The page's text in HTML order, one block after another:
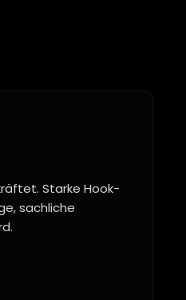
Starke Hook-
sachliche